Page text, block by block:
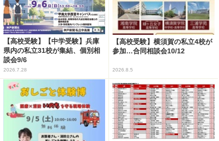
【高校受験】【中学受験】兵庫
県内の私立31校が集結、個別相
談会9/6
2026.7.28
【高校受験】横須賀の私立4校が
参加…合同相談会10/12
2026.8.5